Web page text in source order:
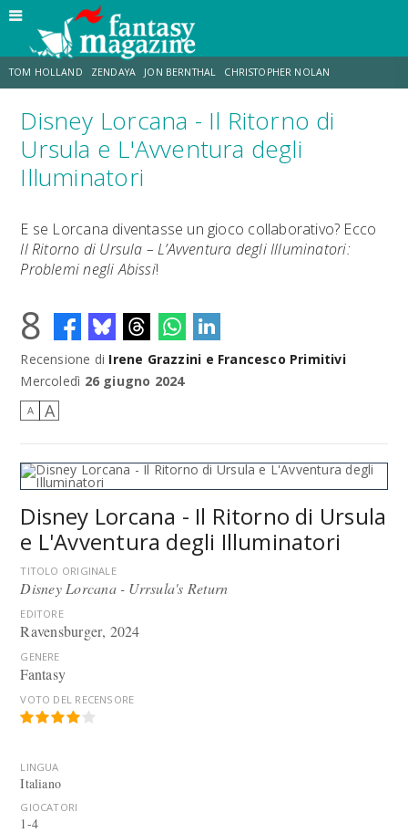
TOM HOLLAND ZENDAYA JON BERNTHAL CHRISTOPHER NOLAN
STRANIMONDI LUCCA COMICS & GAMES ODISSEA JACOB BATALON
Disney Lorcana - Il Ritorno di
Ursula e L'Avventura degli
Illuminatori
E se Lorcana diventasse un gioco collaborativo? Ecco
Il Ritorno di Ursula – L’Avventura degli Illuminatori:
Problemi negli Abissi!
8
Recensione di Irene Grazzini e Francesco Primitivi
Mercoledì 26 giugno 2024
A A
Disney Lorcana - Il Ritorno di Ursula
e L'Avventura degli Illuminatori
TITOLO ORIGINALE
Disney Lorcana - Urrsula's Return
EDITORE
Ravensburger, 2024
GENERE
Fantasy
VOTO DEL RECENSORE
LINGUA
Italiano
GIOCATORI
1-4